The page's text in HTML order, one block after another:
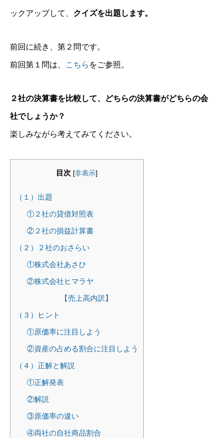
ックアップして、 クイズを出題します。
前回に続き、第２問です。
前回第１問は、 こちら をご参照。
２社の決算書を比較して、どちらの決算書がどちらの会
社でしょうか？
楽しみながら考えてみてください。
目次 [非表示]
（１）出題
①２社の貸借対照表
②２社の損益計算書
（２）２社のおさらい
①株式会社あさひ
②株式会社ヒマラヤ
【売上高内訳】
（３）ヒント
①原価率に注目しよう
②資産の占める割合に注目しよう
（４）正解と解説
①正解発表
②解説
③原価率の違い
④両社の自社商品割合